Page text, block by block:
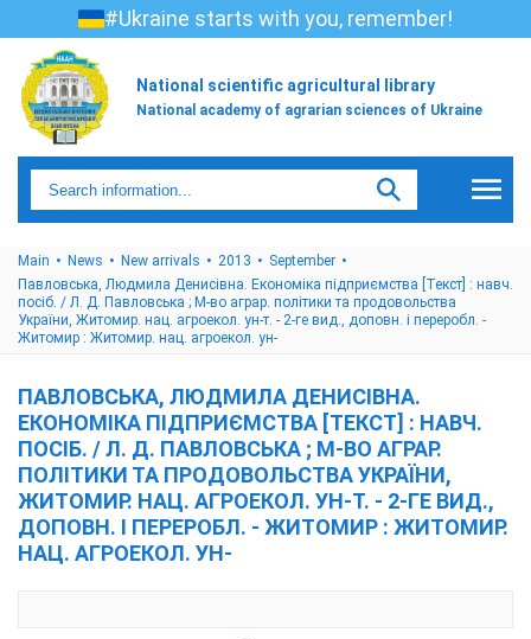
#Ukraine starts with you, remember!
National scientific agricultural library
National academy of agrarian sciences of Ukraine
Main News New arrivals 2013
September
Павловська, Людмила Денисівна. Економіка підприємства [Текст] : навч.
посіб. / Л. Д. Павловська ; М-во аграр. політики та продовольства
України, Житомир. нац. агроекол. ун-т. - 2-ге вид., доповн. і переробл. -
Житомир : Житомир. нац. агроекол. ун-
ПАВЛОВСЬКА, ЛЮДМИЛА ДЕНИСІВНА.
ЕКОНОМІКА ПІДПРИЄМСТВА [ТЕКСТ] : НАВЧ.
ПОСІБ. / Л. Д. ПАВЛОВСЬКА ; М-ВО АГРАР.
ПОЛІТИКИ ТА ПРОДОВОЛЬСТВА УКРАЇНИ,
ЖИТОМИР. НАЦ. АГРОЕКОЛ. УН-Т. - 2-ГЕ ВИД.,
ДОПОВН. І ПЕРЕРОБЛ. - ЖИТОМИР : ЖИТОМИР.
НАЦ. АГРОЕКОЛ. УН-